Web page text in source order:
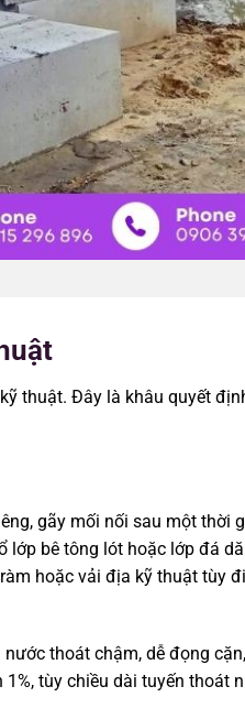
thuật. Đây là khâu quyết
gãy mối nối sau một thời
lớp bê tông lót hoặc lớp đá
hoặc vải địa kỹ thuật tùy
thoát chậm, dễ đọng
tùy chiều dài tuyến thoát